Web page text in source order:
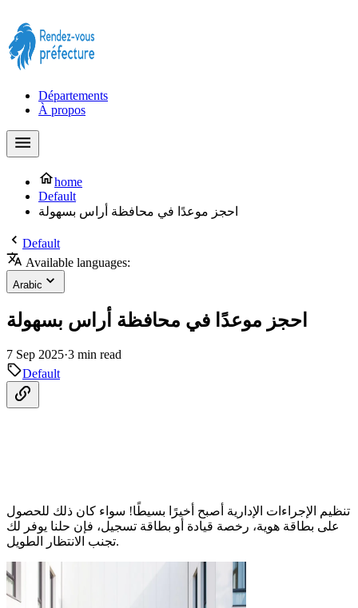
Départements
À propos
home
Default
احجز موعدًا في محافظة أراس بسهولة
Default
Available languages:
Arabic
احجز موعدًا في محافظة أراس بسهولة
7 Sep 2025·3 min read
Default
تنظيم الإجراءات الإدارية أصبح أخيرًا بسيطًا! سواء كان ذلك للحصول
على بطاقة هوية، رخصة قيادة أو بطاقة تسجيل، فإن حلنا يوفر لك
تجنب الانتظار الطويل.